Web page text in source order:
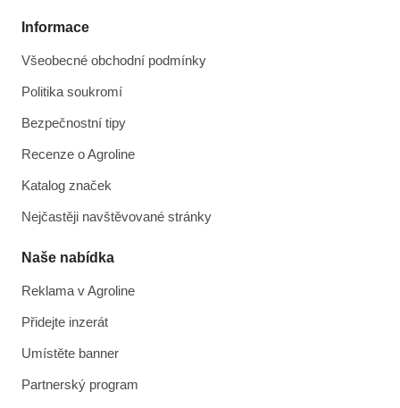
Informace
Všeobecné obchodní podmínky
Politika soukromí
Bezpečnostní tipy
Recenze o Agroline
Katalog značek
Nejčastěji navštěvované stránky
Naše nabídka
Reklama v Agroline
Přidejte inzerát
Umístěte banner
Partnerský program